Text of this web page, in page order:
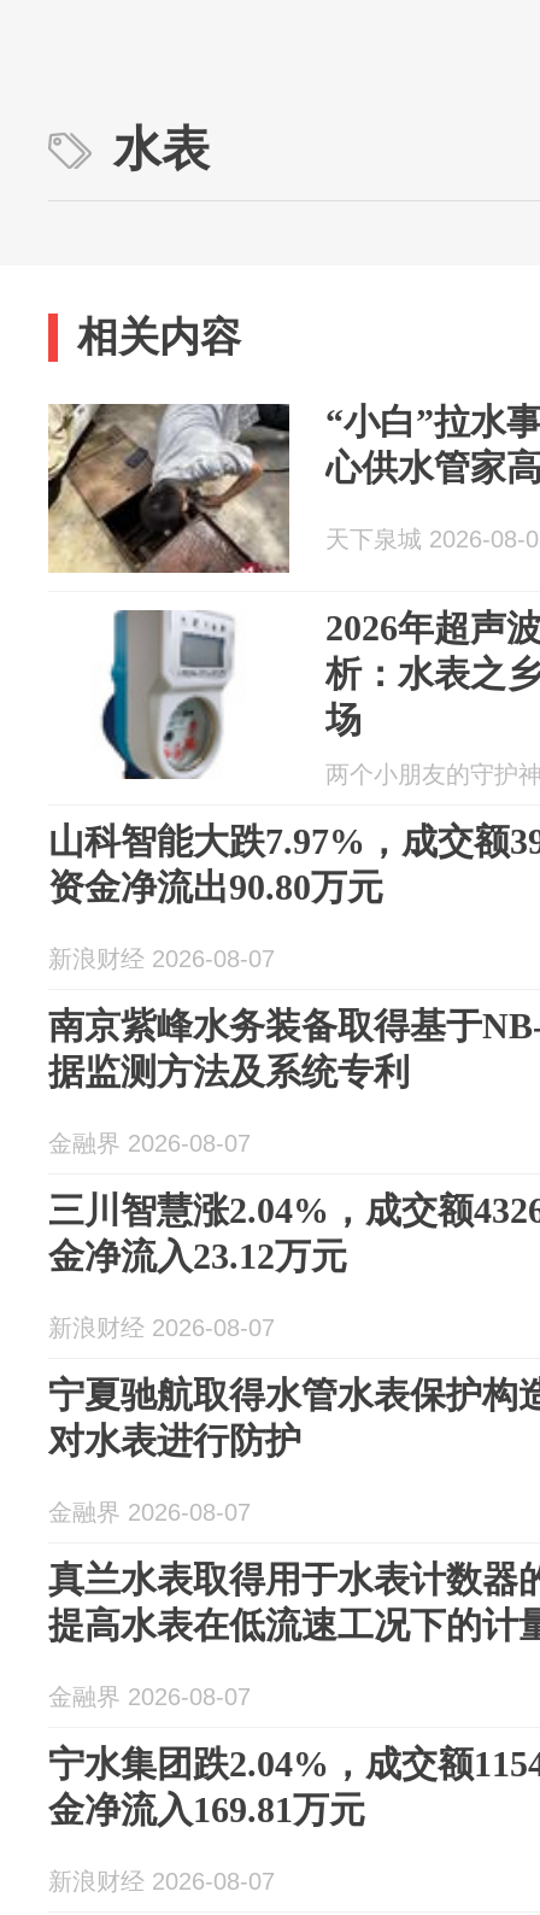
水表
相关内容
“小白”拉水
心供水管家
天下泉城 2026-08-
2026年超声
析：水表之
场
两个小朋友的守护
山科智能大跌7.97%，成交额
资金净流出90.80万元
新浪财经 2026-08-07
南京紫峰水务装备取得基于
据监测方法及系统专利
金融界 2026-08-07
三川智慧涨2.04%，成交额
金净流入23.12万元
新浪财经 2026-08-07
宁夏驰航取得水管水表保护构
对水表进行防护
金融界 2026-08-07
真兰水表取得用于水表计数器
提高水表在低流速工况下的计
金融界 2026-08-07
宁水集团跌2.04%，成交额
金净流入169.81万元
新浪财经 2026-08-07